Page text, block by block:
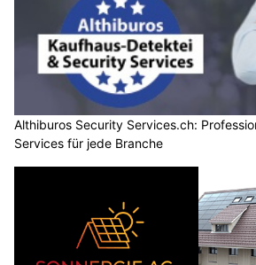
Althiburos Security Services.ch:
Services für jede Branche